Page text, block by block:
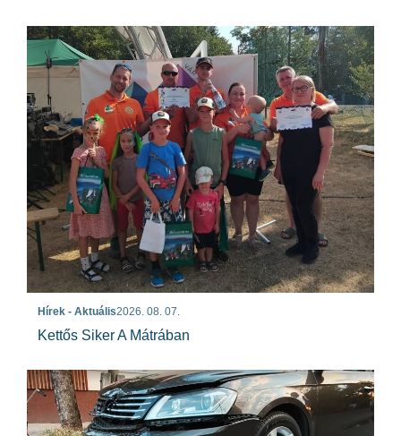
Hírek - Aktuális2026. 08. 07.
Kettős Siker A Mátrában